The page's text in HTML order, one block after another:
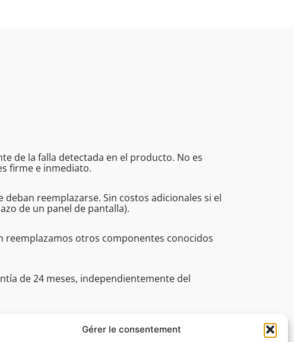
Gérer le consentement
de la falla detectada en el producto. No es
firme e inmediato.
reemplazarse. Sin costos adicionales si el
de un panel de pantalla).
otros componentes conocidos
de 24 meses, independientemente del
profesionales (incluye el plazo, la asistencia
08:30 a 16:45.